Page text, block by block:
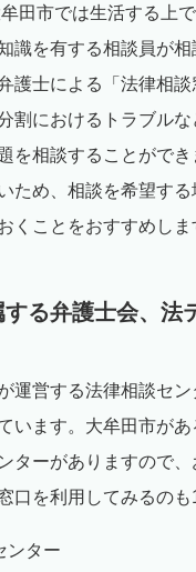
田市では生活する上
識を有する相談員が相
護士による「法律相
割におけるトラブル
を相談することができ
ため、相談を希望す
くことをおすすめしま
る弁護士会、法
運営する法律相談セ
います。大牟田市が
ターがありますので
口を利用してみるのも
ンター